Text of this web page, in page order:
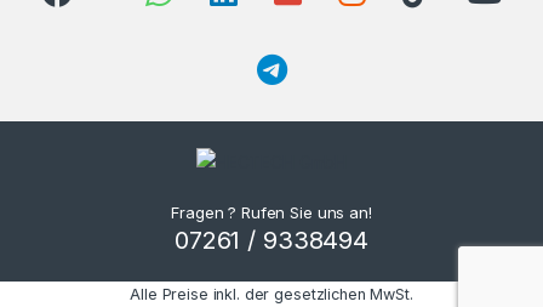
Fragen ? Rufen Sie uns an!
07261 / 9338494
Alle Preise inkl. der gesetzlichen MwSt.